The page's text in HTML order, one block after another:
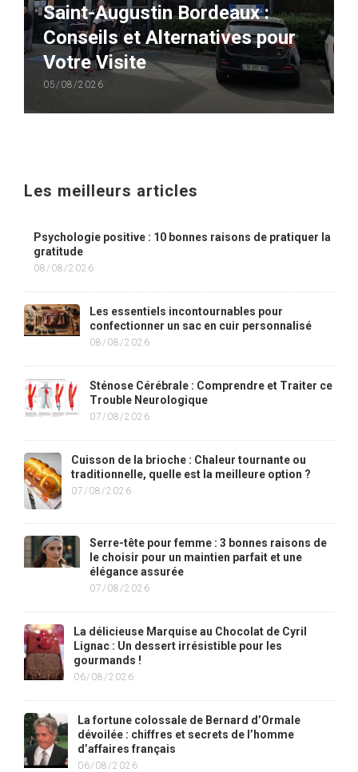
Saint-Augustin Bordeaux :
Conseils et Alternatives pour
Votre Visite
05/08/2026
Les meilleurs articles
Psychologie positive : 10 bonnes raisons de pratiquer la
gratitude
08/08/2026
Les essentiels incontournables pour
confectionner un sac en cuir personnalisé
08/08/2026
Sténose Cérébrale : Comprendre et Traiter ce
Trouble Neurologique
07/08/2026
Cuisson de la brioche : Chaleur tournante ou
traditionnelle, quelle est la meilleure option ?
07/08/2026
Serre-tête pour femme : 3 bonnes raisons de
le choisir pour un maintien parfait et une
élégance assurée
07/08/2026
La délicieuse Marquise au Chocolat de Cyril
Lignac : Un dessert irrésistible pour les
gourmands !
06/08/2026
La fortune colossale de Bernard d’Ormale
dévoilée : chiffres et secrets de l’homme
d’affaires français
06/08/2026